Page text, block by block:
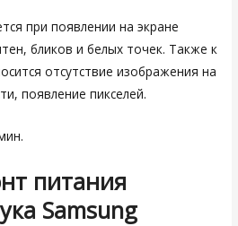
при появлении на экране
бликов и белых точек. Также к
отсутствие изображения на
появление пикселей.
питания
Samsung